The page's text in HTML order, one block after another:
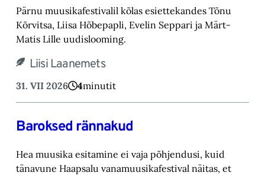
Pärnu muusikafestivalil kõlas esiettekandes Tõnu
Kõrvitsa, Liisa Hõbepapli, Evelin Seppari ja Märt-
Matis Lille uudislooming.
Liisi Laanemets
31. VII 2026 4minutit
Baroksed rännakud
Hea muusika esitamine ei vaja põhjendusi, kuid
tänavune Haapsalu vanamuusikafestival näitas, et